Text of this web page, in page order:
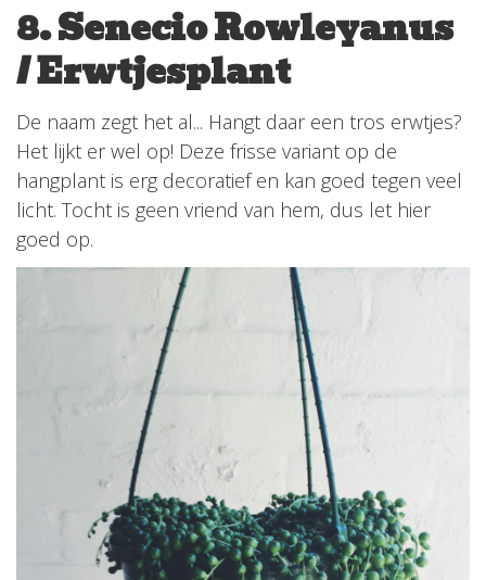
8. Senecio Rowleyanus
/ Erwtjesplant
De naam zegt het al... Hangt daar een tros erwtjes?
Het lijkt er wel op! Deze frisse variant op de
hangplant is erg decoratief en kan goed tegen veel
licht. Tocht is geen vriend van hem, dus let hier
goed op.